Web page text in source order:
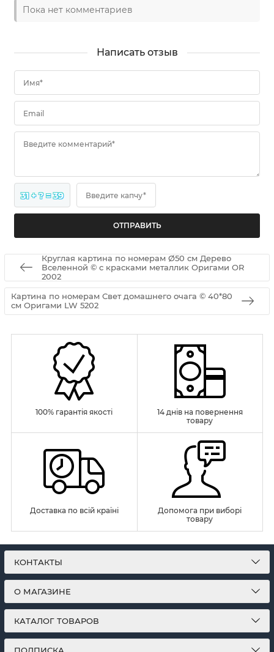
Пока нет комментариев
Написать отзыв
Имя*
Email
Введите комментарий*
31 + ? = 39 Введите капчу*
Круглая картина по номерам Ø50 см Дерево
Вселенной © с красками металлик Оригами OR
2002
Картина по номерам Свет домашнего очага © 40*80
см Оригами LW 5202
100% гарантія якості
14 днів на повернення
товару
Доставка по всій країні
Допомога при виборі
товару
КОНТАКТЫ
О МАГАЗИНЕ
КАТАЛОГ ТОВАРОВ